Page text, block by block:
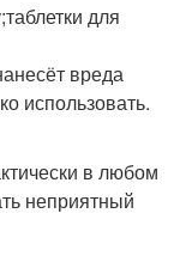
для
вреда
использовать.
в любом
неприятный